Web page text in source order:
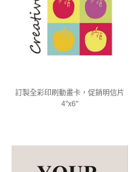
訂製全彩印刷動畫卡，促銷明信片
4"x6"